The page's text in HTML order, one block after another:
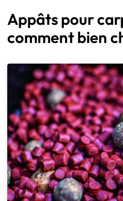
Appâts pour
comment bien